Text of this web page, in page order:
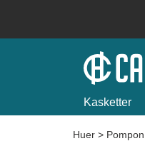
Kasketter
Huer > Pompon